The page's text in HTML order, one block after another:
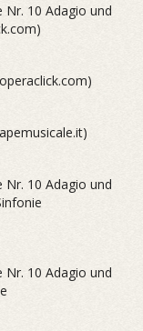
Nr. 10 Adagio und
Nr. 10 Adagio und
Nr. 10 Adagio und